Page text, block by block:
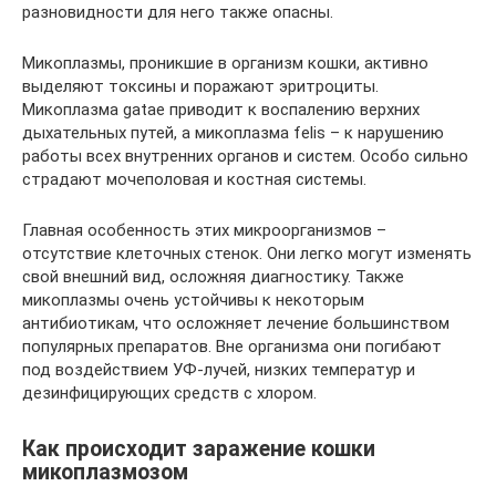
разновидности для него также опасны.
Микоплазмы, проникшие в организм кошки, активно
выделяют токсины и поражают эритроциты.
Микоплазма gatae приводит к воспалению верхних
дыхательных путей, а микоплазма felis – к нарушению
работы всех внутренних органов и систем. Особо сильно
страдают мочеполовая и костная системы.
Главная особенность этих микроорганизмов –
отсутствие клеточных стенок. Они легко могут изменять
свой внешний вид, осложняя диагностику. Также
микоплазмы очень устойчивы к некоторым
антибиотикам, что осложняет лечение большинством
популярных препаратов. Вне организма они погибают
под воздействием УФ-лучей, низких температур и
дезинфицирующих средств с хлором.
Как происходит заражение кошки
микоплазмозом